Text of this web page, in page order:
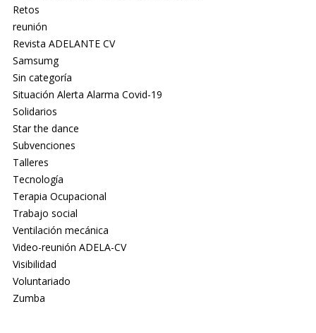
Retos
reunión
Revista ADELANTE CV
Samsumg
Sin categoría
Situación Alerta Alarma Covid-19
Solidarios
Star the dance
Subvenciones
Talleres
Tecnología
Terapia Ocupacional
Trabajo social
Ventilación mecánica
Video-reunión ADELA-CV
Visibilidad
Voluntariado
Zumba